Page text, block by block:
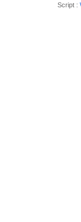
Script :